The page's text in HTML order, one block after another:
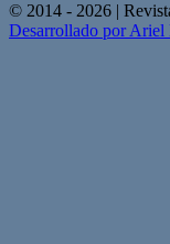
© 2014 - 2026 |
Desarrollado por Ariel